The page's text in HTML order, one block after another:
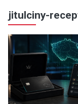
jitulciny-